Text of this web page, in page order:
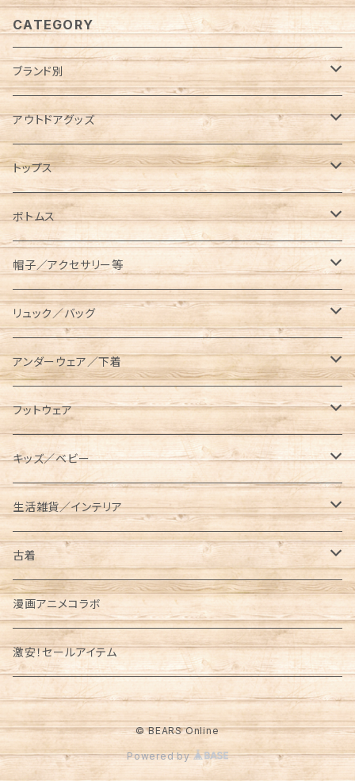
CATEGORY
ブランド別
Abu Garcia（アブガルシア）
anello（アネロ）
AO Coolers（エーオークーラーズ）
asobito（アソビト）
AVIREX（アビレックス）
BEN DAVIS（ベンデイビス）
BRIEFING（ブリーフィング）
BUTTERFLY TWISTS（バタフライツイスト）
Champion（チャンピオン）
CHUMS（チャムス）
東北限定販売アイテム
財布／コインケース
パスケース／カードケース
キーケース／キーリング
Columbia（コロンビア）
Cookman （クックマン）
Dickies（ディッキーズ）
DOG TOWN（ドッグタウン）
アウトドアグッズ
焚き火グッズ
ケース各種
コンテナ／ツールボックス
スキレットケース
ダッチオーブンケース
ポールケース
メスティンケース
トラッシュバッグ／ゴミ入れ
薪入れ／薪バッグ
トイレットペーパー／ティッシュケース
パイントケース
ランタンケース
OD缶ケース／その他ケース
キャリーオール
テーブル／チェア
コット／マット
レジャーシート／グランドシート
ランタン／ライト類
タンブラー／水筒
クッカー／食器
メスティン
ケトル
クーラーボックス／クーラーバッグ
ウォータージャグ
コーヒーメーカー
ハンギングチェーン
トップス
ノースリーブ／タンクトップ
半袖Tシャツ
長袖／ハンパ袖Tシャツ
長袖Tシャツ
七分袖Tシャツ
シャツ
長袖
半袖
スウェット／トレーナー
半袖
長袖
パーカー
プルパーカー
ジップパーカー
ジャケット／アウター
コーチジャケット
中綿ジャケット
フリースジャケット
ダウンジャケット
マウンテンパーカー
ナイロンジャケット
オーバーオール／オールインワン
ニット／セーター
ベスト
ボトムス
オーバーオール／オールインワン
ロングパンツ
ハーフパンツ／ショーツ
クロップドパンツ
帽子／アクセサリー等
キャップ／ハット
ベルト／サスペンダー
マフラー／ネックウォーマー／ネックゲイター
ニットキャップ
手袋／グローブ
パスケース
財布/ウォレット
キーケース/キーホルダー
マスク
リュック／バッグ
リュック
ショルダーバッグ
メッセンジャーバッグ
サコッシュ／ポーチ
トートバッグ
ボディバッグ／ウエストバッグ
ボストンバッグ
カメラバッグ
アンダーウェア／下着
ソックス
ロング
ショート／アンクル
レギンス／スパッツ
フットウェア
スニーカー
サンダル
ブーツ
レインブーツ
バレエシューズ
レギンス
キッズ／ベビー
キッズ
半袖Tシャツ
長袖Tシャツ
パンツ／ボトムス
キャップ／ハット
ベビー
ベビービブ
ロンパース
生活雑貨／インテリア
タンブラー／コップ／水筒
リュック／バッグ
サコッシュ／ポーチ
トートバッグ／エコバッグ
エプロン／前掛け
古着
半袖
Tシャツ
スウェット
長袖
シャツ
スウェット／トレーナー
ボトムス
アウター
漫画アニメコラボ
激安！セールアイテム
© BEARS Online
Powered by